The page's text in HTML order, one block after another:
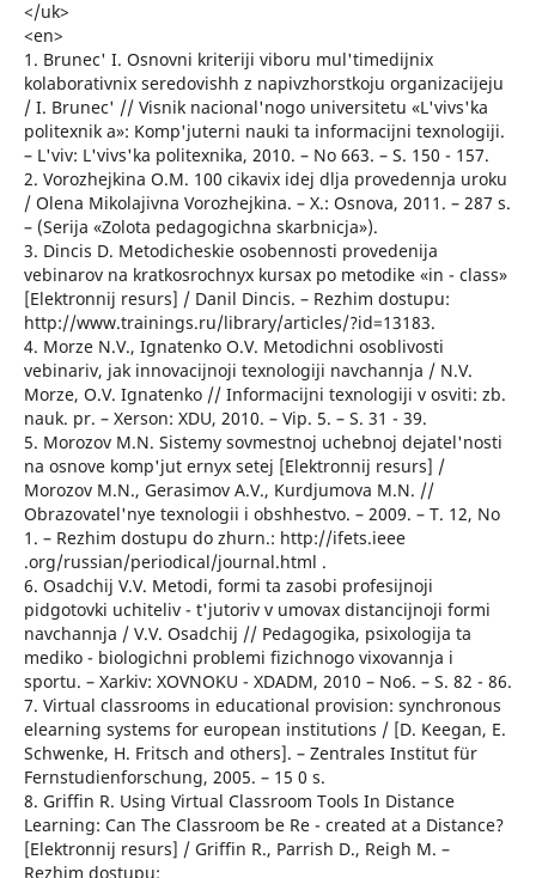
</uk>
<en>
1. Brunec' I. Osnovni kriteriji viboru mul'timedijnix
kolaborativnix seredovishh z napivzhorstkoju organizacijeju
/ I. Brunec' // Visnik nacional'nogo universitetu «L'vivs'ka
politexnik a»: Komp'juterni nauki ta informacijni texnologiji.
– L'viv: L'vivs'ka politexnika, 2010. – No 663. – S. 150 - 157.
2. Vorozhejkina O.M. 100 cikavix idej dlja provedennja uroku
/ Olena Mikolajivna Vorozhejkina. – X.: Osnova, 2011. – 287 s.
– (Serija «Zolota pedagogichna skarbnicja»).
3. Dincis D. Metodicheskie osobennosti provedenija
vebinarov na kratkosrochnyx kursax po metodike «in - class»
[Elektronnij resurs] / Danil Dincis. – Rezhim dostupu:
http://www.trainings.ru/library/articles/?id=13183.
4. Morze N.V., Ignatenko O.V. Metodichni osoblivosti
vebinariv, jak innovacijnoji texnologiji navchannja / N.V.
Morze, O.V. Ignatenko // Informacijni texnologiji v osviti: zb.
nauk. pr. – Xerson: XDU, 2010. – Vip. 5. – S. 31 - 39.
5. Morozov M.N. Sistemy sovmestnoj uchebnoj dejatel'nosti
na osnove komp'jut ernyx setej [Elektronnij resurs] /
Morozov M.N., Gerasimov A.V., Kurdjumova M.N. //
Obrazovatel'nye texnologii i obshhestvo. – 2009. – T. 12, No
1. – Rezhim dostupu do zhurn.: http://ifets.ieee
.org/russian/periodical/journal.html .
6. Osadchij V.V. Metodi, formi ta zasobi profesijnoji
pidgotovki uchiteliv - t'jutoriv v umovax distancijnoji formi
navchannja / V.V. Osadchij // Pedagogika, psixologija ta
mediko - biologichni problemi fizichnogo vixovannja i
sportu. – Xarkiv: XOVNOKU - XDADM, 2010 – No6. – S. 82 - 86.
7. Virtual classrooms in educational provision: synchronous
elearning systems for european institutions / [D. Keegan, E.
Schwenke, H. Fritsch and others]. – Zentrales Institut für
Fernstudienforschung, 2005. – 15 0 s.
8. Griffin R. Using Virtual Classroom Tools In Distance
Learning: Can The Classroom be Re - created at a Distance?
[Elektronnij resurs] / Griffin R., Parrish D., Reigh M. –
Rezhim dostupu: